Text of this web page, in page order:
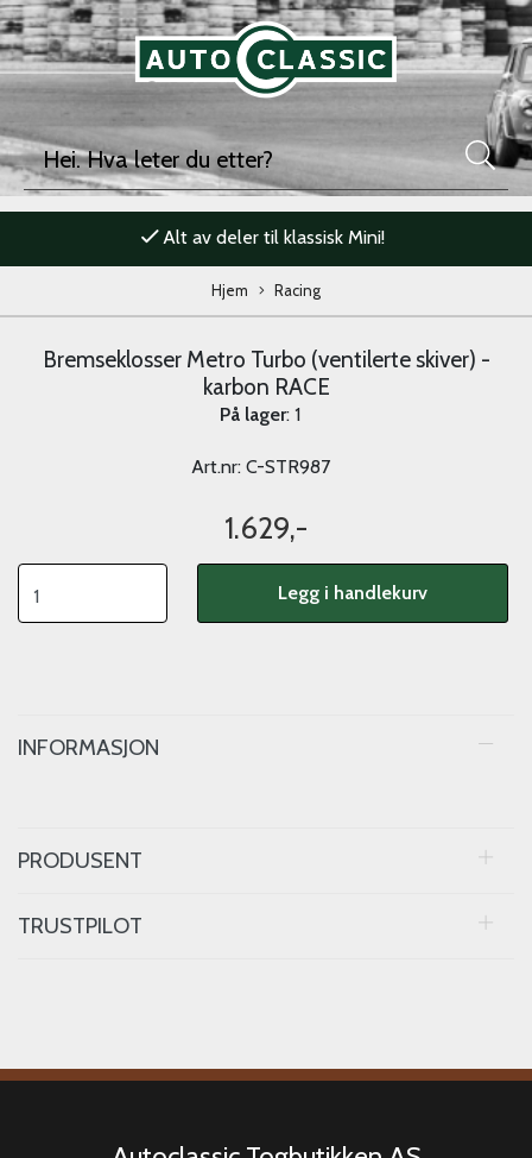
Alt av deler til klassisk Mini!
Hjem Racing
Bremseklosser Metro Turbo (ventilerte skiver) -
karbon RACE
På lager: 1
Art.nr: C-STR987
1.629,-
Legg i handlekurv
INFORMASJON
PRODUSENT
TRUSTPILOT